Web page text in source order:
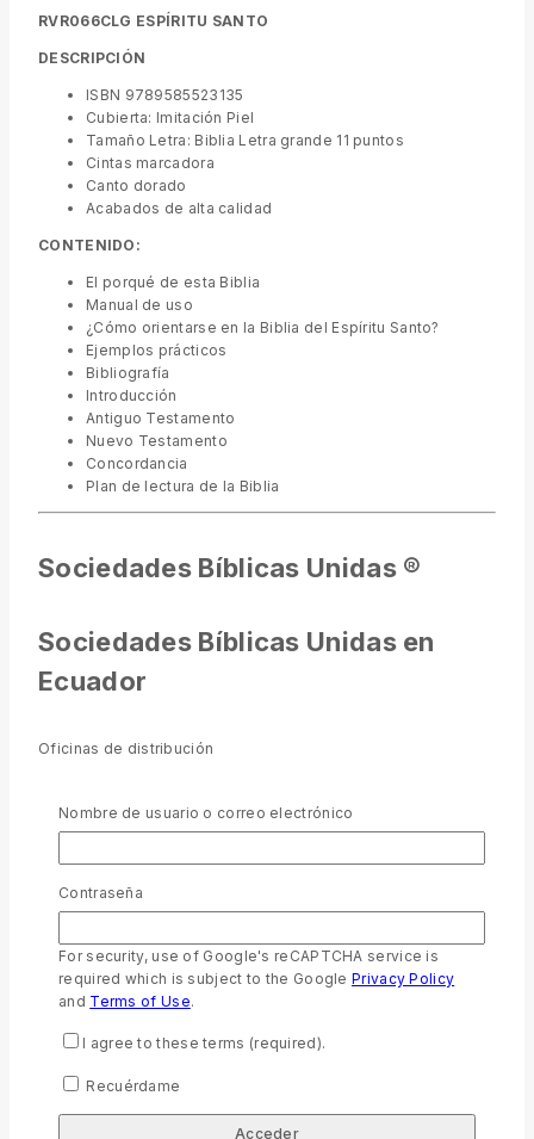
RVR066CLG ESPÍRITU SANTO
DESCRIPCIÓN
ISBN 9789585523135
Cubierta: Imitación Piel
Tamaño Letra: Biblia Letra grande 11 puntos
Cintas marcadora
Canto dorado
Acabados de alta calidad
CONTENIDO:
El porqué de esta Biblia
Manual de uso
¿Cómo orientarse en la Biblia del Espíritu Santo?
Ejemplos prácticos
Bibliografía
Introducción
Antiguo Testamento
Nuevo Testamento
Concordancia
Plan de lectura de la Biblia
Sociedades Bíblicas Unidas ®
Sociedades Bíblicas Unidas en
Ecuador
Oficinas de distribución
Urdesa Calle Segunda #713 y Guayacanes, Guayaquil
mail:tiendabiblica@sbuec.org
Sitios Web Oficiales
sbuec.org
Derechos Reservados Sociedades Bíblicas Unidas
Nombre de usuario o correo electrónico
Contraseña
For security, use of Google's reCAPTCHA service is
required which is subject to the GooglePrivacy Policy
and Terms of Use.
I agree to these terms (required).
Recuérdame